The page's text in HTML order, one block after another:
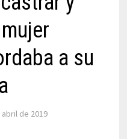
a su
de 2019